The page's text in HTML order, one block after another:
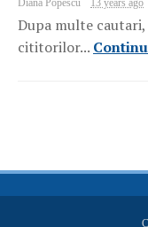
Diana Popescu 13 years ago
Dupa multe
cititorilor...